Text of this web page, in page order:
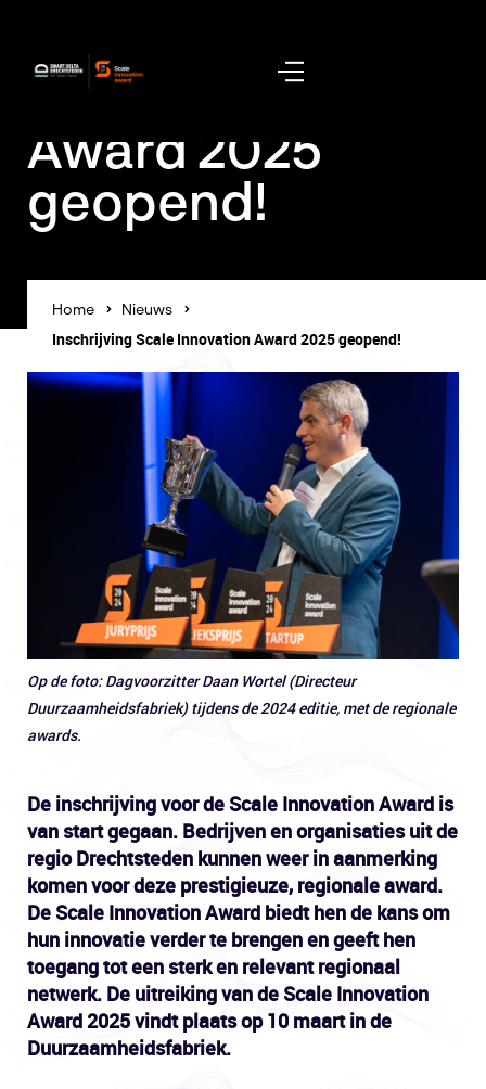
Inschrijving
Scale Innovation
Award 2025
geopend!
Home Nieuws
Inschrijving Scale Innovation Award 2025 geopend!
Op de foto: Dagvoorzitter Daan Wortel (Directeur
Duurzaamheidsfabriek) tijdens de 2024 editie, met de regionale
awards.
De inschrijving voor de Scale Innovation Award is
van start gegaan. Bedrijven en organisaties uit de
regio Drechtsteden kunnen weer in aanmerking
komen voor deze prestigieuze, regionale award.
De Scale Innovation Award biedt hen de kans om
hun innovatie verder te brengen en geeft hen
toegang tot een sterk en relevant regionaal
netwerk. De uitreiking van de Scale Innovation
Award 2025 vindt plaats op 10 maart in de
Duurzaamheidsfabriek.